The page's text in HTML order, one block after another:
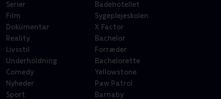
Serier
Film
Dokumentar
Reality
Livsstil
Underholdning
Comedy
Nyheder
Sport
Badehotellet
Sygeplejeskolen
X Factor
Bachelor
Forræder
Bachelorette
Yellowstone
Paw Patrol
Barnaby